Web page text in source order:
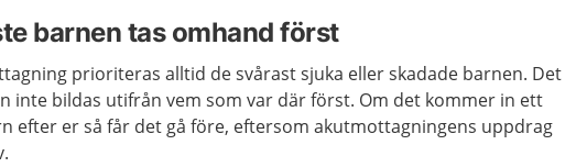
barnen tas omhand först
prioriteras alltid de svårast sjuka eller skadade barnen. Det
inte bildas utifrån vem som var där först. Om det kommer in ett
efter er så får det gå före, eftersom akutmottagningens uppdrag